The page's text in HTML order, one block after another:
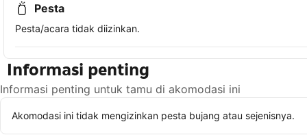
Pesta
Pesta/acara tidak diizinkan.
Informasi penting
Informasi penting untuk tamu di akomodasi ini
Akomodasi ini tidak mengizinkan pesta bujang atau sejenisnya.